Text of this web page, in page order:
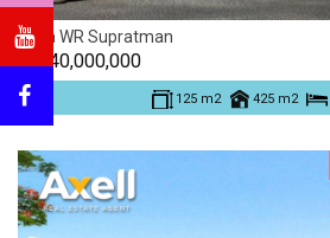
Raya WR Supratman
Rp. 40,000,000
125 m2 425 m2